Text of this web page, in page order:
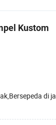
Kustom
gunung,Sepeda biasa